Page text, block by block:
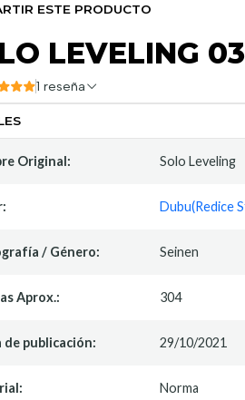
ESTE PRODUCTO
LEVELING 03
1 reseña
Original: Solo Leveling
Dubu(Redice
/ Género: Seinen
Aprox.: 304
de publicación: 29/10/2021
Norma